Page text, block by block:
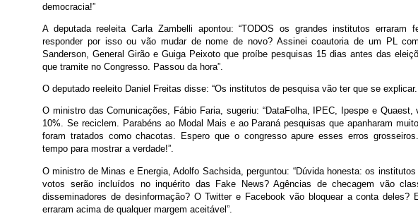
democracia!”
A deputada reeleita Carla Zambelli apontou: “TODOS os grandes institutos erraram
responder por isso ou vão mudar de nome de novo? Assinei coautoria de um PL
Sanderson, General Girão e Guiga Peixoto que proíbe pesquisas 15 dias antes das
que tramite no Congresso. Passou da hora”.
O deputado reeleito Daniel Freitas disse: “Os institutos de pesquisa vão ter que se explicar.
O ministro das Comunicações, Fábio Faria, sugeriu: “DataFolha, IPEC, Ipespe e Quaest,
10%. Se reciclem. Parabéns ao Modal Mais e ao Paraná pesquisas que apanharam
foram tratados como chacotas. Espero que o congresso apure esses erros
tempo para mostrar a verdade!”.
O ministro de Minas e Energia, Adolfo Sachsida, perguntou: “Dúvida honesta: os
votos serão incluídos no inquérito das Fake News? Agências de checagem vão
disseminadores de desinformação? O Twitter e Facebook vão bloquear a conta deles?
erraram acima de qualquer margem aceitável”.